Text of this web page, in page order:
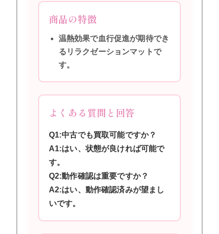
商品の特徴
温熱効果で血行促進が期待でき
るリラクゼーションマットで
す。
よくある質問と回答
Q1:中古でも買取可能ですか？
A1:はい、状態が良ければ可能で
す。
Q2:動作確認は重要ですか？
A2:はい、動作確認済みが望まし
いです。